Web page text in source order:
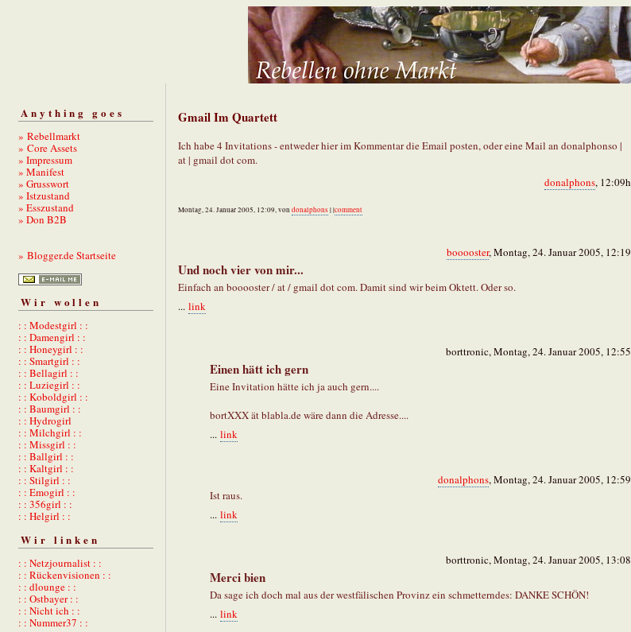
Anything goes
» Rebellmarkt
» Core Assets
» Impressum
» Manifest
» Grusswort
» Istzustand
» Esszustand
» Don B2B
» Blogger.de Startseite
Wir wollen
: : Modestgirl : :
: : Damengirl : :
: : Honeygirl : :
: : Smartgirl : :
: : Bellagirl : :
: : Luziegirl : :
: : Koboldgirl : :
: : Baumgirl : :
: : Hydrogirl
: : Milchgirl : :
: : Missgirl : :
: : Ballgirl : :
: : Kaltgirl : :
: : Stilgirl : :
: : Emogirl : :
: : 356girl : :
: : Helgirl : :
Wir linken
: : Netzjournalist : :
: : Rückenvisionen : :
: : dlounge : :
: : Ostbayer : :
: : Nicht ich : :
: : Nummer37 : :
Gmail Im Quartett
Ich habe 4 Invitations - entweder hier im Kommentar die Email posten, oder eine Mail an donalphonso |
at | gmail dot com.
donalphons, 12:09h
Montag, 24. Januar 2005, 12:09, von donalphons | |comment
booooster, Montag, 24. Januar 2005, 12:19
Und noch vier von mir...
Einfach an booooster / at / gmail dot com. Damit sind wir beim Oktett. Oder so.
... link
borttronic, Montag, 24. Januar 2005, 12:55
Einen hätt ich gern
Eine Invitation hätte ich ja auch gern....
bortXXX ät blabla.de wäre dann die Adresse....
... link
donalphons, Montag, 24. Januar 2005, 12:59
Ist raus.
... link
borttronic, Montag, 24. Januar 2005, 13:08
Merci bien
Da sage ich doch mal aus der westfälischen Provinz ein schmetterndes: DANKE SCHÖN!
... link